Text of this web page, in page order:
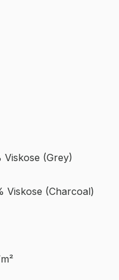
(Grey)
Viskose (Charcoal)